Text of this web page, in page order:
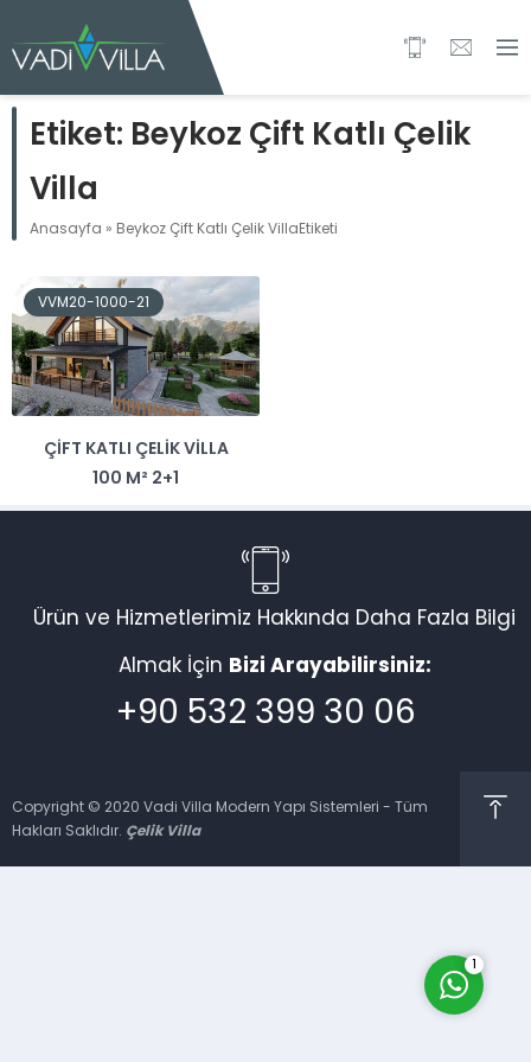
Etiket: Beykoz Çift Katlı Çelik
Villa
Anasayfa » Beykoz Çift Katlı Çelik VillaEtiketi
VVM20-1000-21
ÇIFT KATLI ÇELIK VILLA
100 M² 2+1
Ürün ve Hizmetlerimiz Hakkında Daha Fazla Bilgi
Almak İçin Bizi Arayabilirsiniz:
+90 532 399 30 06
Copyright © 2020 Vadi Villa Modern Yapı Sistemleri - Tüm
Hakları Saklıdır. Çelik Villa
Vadi Villa Canlı Destek
1